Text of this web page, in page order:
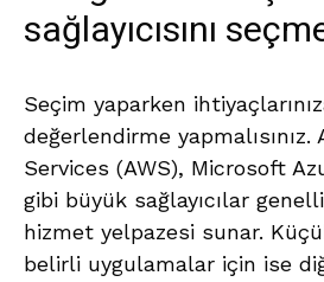
sağlayıcısını
Seçim yaparken
değerlendirme yapmalısınız.
Services (AWS), Microsoft
gibi büyük sağlayıcılar
hizmet yelpazesi sunar.
belirli uygulamalar için ise